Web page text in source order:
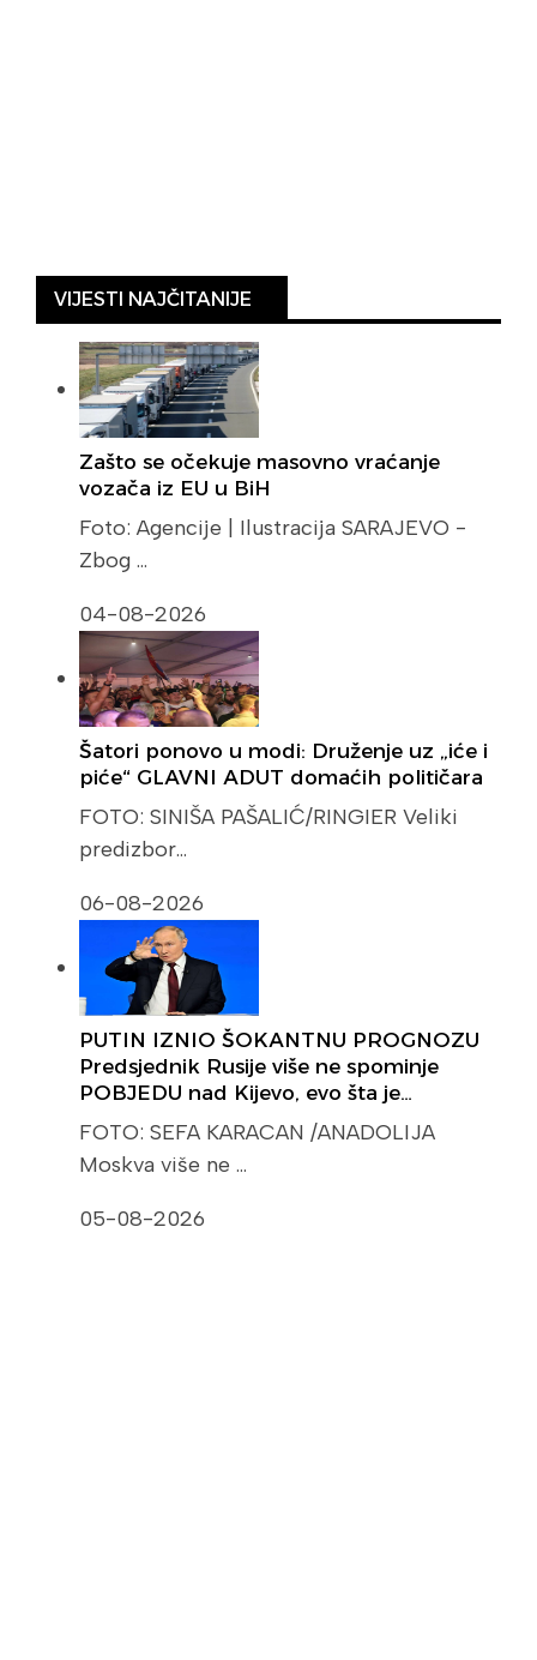
VIJESTI NAJČITANIJE
Zašto se očekuje masovno vraćanje
vozača iz EU u BiH
Foto: Agencije | Ilustracija SARAJEVO -
Zbog …
04-08-2026
Šatori ponovo u modi: Druženje uz „iće i
piće“ GLAVNI ADUT domaćih političara
FOTO: SINIŠA PAŠALIĆ/RINGIER Veliki
predizbor…
06-08-2026
PUTIN IZNIO ŠOKANTNU PROGNOZU
Predsjednik Rusije više ne spominje
POBJEDU nad Kijevo, evo šta je…
FOTO: SEFA KARACAN /ANADOLIJA
Moskva više ne …
05-08-2026